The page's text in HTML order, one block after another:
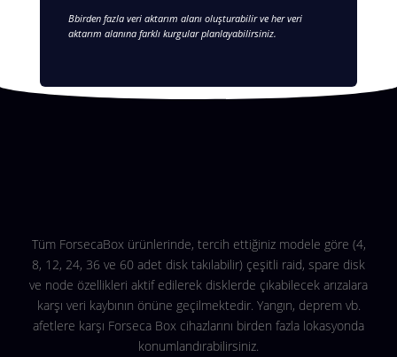
Bbirden fazla veri aktarım alanı oluşturabilir ve her veri
aktarım alanına farklı kurgular planlayabilirsiniz.
Tüm ForsecaBox ürünlerinde, tercih ettiğiniz modele göre (4,
8, 12, 24, 36 ve 60 adet disk takılabilir) çeşitli raid, spare disk
ve node özellikleri aktif edilerek disklerde çıkabilecek arızalara
karşı veri kaybının önüne geçilmektedir. Yangın, deprem vb.
afetlere karşı Forseca Box cihazlarını birden fazla lokasyonda
konumlandırabilirsiniz.